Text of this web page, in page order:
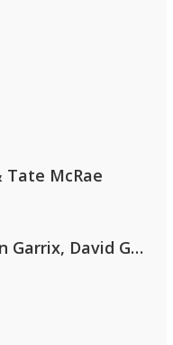
Tate McRae
AFROJACK, Martin Garrix, David Guetta & Amél